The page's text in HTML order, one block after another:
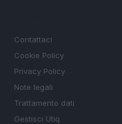
Contattaci
Cookie Policy
Privacy Policy
Note legali
Trattamento dati
Gestisci Utiq